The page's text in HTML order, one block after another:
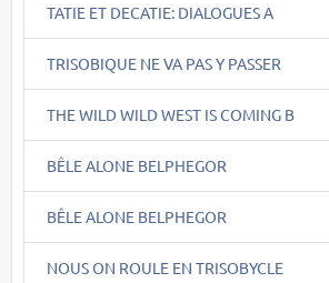
TATIE ET DECATIE: DIALOGUES A
TRISOBIQUE NE VA PAS Y PASSER
THE WILD WILD WEST IS COMING B
BÊLE ALONE BELPHEGOR
BÊLE ALONE BELPHEGOR
NOUS ON ROULE EN TRISOBYCLE